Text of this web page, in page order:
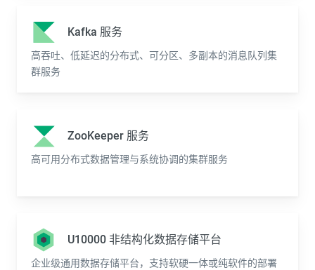
Kafka 服务
高吞吐、低延迟的分布式、可分区、多副本的消息队列集
群服务
ZooKeeper 服务
高可用分布式数据管理与系统协调的集群服务
U10000 非结构化数据存储平台
企业级通用数据存储平台，支持软硬一体或纯软件的部署